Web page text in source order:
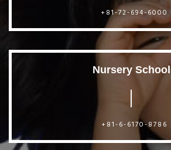
+81-72-694-6000
Nursery School
+81-6-6170-8786